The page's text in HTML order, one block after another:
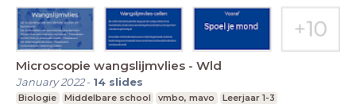
Microscopie wangslijmvlies - Wld
January 2022- 14 slides
Biologie Middelbare school vmbo, mavo Leerjaar 1-3